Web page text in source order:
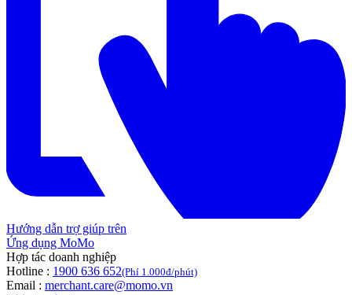
Hướng dẫn trợ giúp trên
Ứng dụng MoMo
Hợp tác doanh nghiệp
Hotline : 1900 636 652(Phí 1.000đ/phút)
Email : merchant.care@momo.vn